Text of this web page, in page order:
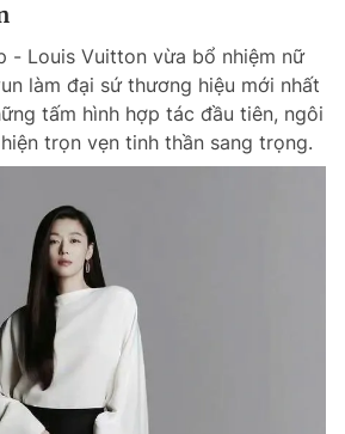
- Louis Vuitton vừa bổ nhiệm nữ
làm đại sứ thương hiệu mới nhất
tấm hình hợp tác đầu tiên, ngôi
trọn vẹn tinh thần sang trọng.